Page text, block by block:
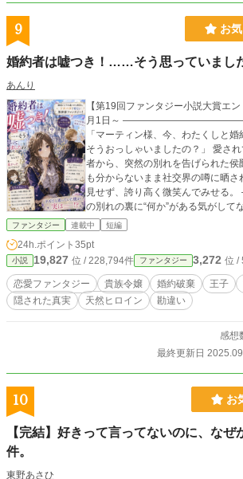
9 お
婚約者は嘘つき！……そう思っていまし
あんり
【第19回ファンタジー小説大賞エ
月1日～ ――――――――――――――――――――――
「マーティン様、今、わたくしと婚
そうおっしゃいましたの？」 愛されていると信じていた婚約
者から、突然の別れを告げられた侯
も分からないまま社交界の噂に晒
見せず、誇り高く微笑んでみせる。 ―――けれど本当は、あ
の別れの裏に“何か”がある気がしてなら
中、従兄である第二王子アダムが手
ての婚約者が、自ら悪者になってまで
られた令嬢？いいえ違いますわ。
すの。 勘違いとすれ違いから始まる、切なくて優しい恋の物
語。
ファンタジー 連載中 短編
24h.ポイント 35pt
小説 19,827 位 / 228,794件 ファンタジー 3,272 位 /
恋愛ファンタジー 貴族令嬢 婚約破棄 王子
隠された真実
天然ヒロイン 勘違い
感想
最終更新日
10 お
【完結】好きって言ってないのに、なぜ
件。
東野あさひ